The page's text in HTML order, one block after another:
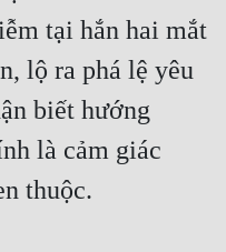
tại hắn hai mắt
lộ ra phá lệ yêu
biết hướng
là cảm giác
thuộc.